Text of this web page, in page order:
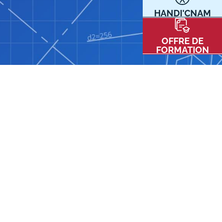
HANDI'CNAM
OFFRE DE
FORMATION
Communication
Kits communications Cnam
Prospect
Fiche contact salons, forums,